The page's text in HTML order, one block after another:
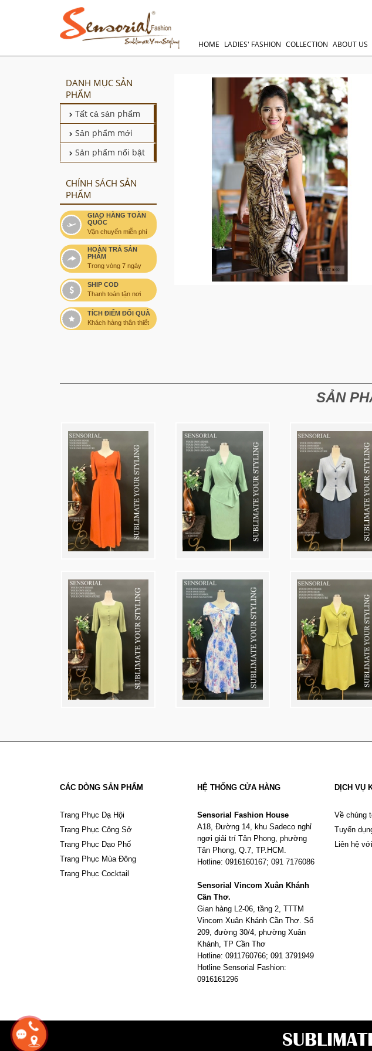
HOME LADIES' FASHION COLLECTION ABOUT US
DANH MỤC SẢN
PHẨM
Tất cả sản phẩm
Sản phẩm mới
Sản phẩm nổi bật
CHÍNH SÁCH SẢN
PHẨM
GIAO HÀNG TOÀN
QUỐC
Vận chuyển miễn phí
HOÀN TRẢ SẢN
PHẨM
Trong vòng 7 ngày
SHIP COD
Thanh toán tận nơi
TÍCH ĐIỂM ĐỔI QUÀ
Khách hàng thân thiết
SẢN
CÁC DÒNG SẢN PHẨM
Trang Phục Dạ Hội
Trang Phục Công Sở
Trang Phục Dạo Phố
Trang Phục Mùa Đông
Trang Phục Cocktail
HỆ THỐNG CỬA HÀNG
Sensorial Fashion House
A18, Đường 14, khu Sadeco nghỉ
ngơi giải trí Tân Phong, phường
Tân Phong, Q.7, TP.HCM.
Hotline: 0916160167; 091 7176086
Sensorial Vincom Xuân Khánh
Cần Thơ.
Gian hàng L2-06, tầng 2, TTTM
Vincom Xuân Khánh Cần Thơ. Số
209, đường 30/4, phường Xuân
Khánh, TP Cần Thơ
Hotline: 0911760766; 091 3791949
Hotline Sensorial Fashion:
0916161296
DỊCH VỤ
Về chúng
Tuyển
Liên hệ